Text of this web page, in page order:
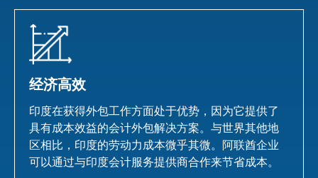
经济高效
印度在获得外包工作方面处于优势，因为它提供了
具有成本效益的会计外包解决方案。与世界其他地
区相比，印度的劳动力成本微乎其微。阿联酋企业
可以通过与印度会计服务提供商合作来节省成本。